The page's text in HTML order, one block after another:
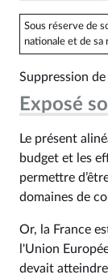
Sous réserve de
nationale et de sa
Suppression
Exposé
Le présent
budget et les
permettre
domaines de
Or, la France
l'Union
devait